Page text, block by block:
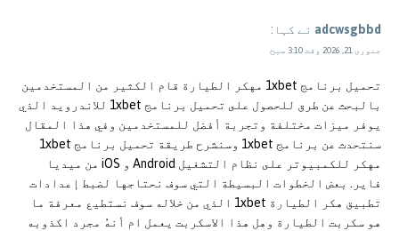
adcwsgbbd نے کہا:
جنوری 21, 2026 وقت 3:10 صبح
تحميل برنامج 1xbet مهكر الطيارة قام الكثير من المستخدمين
بالبحث عن طرق للحصول على تحميل برنامج 1xbet للاندرويد الذي
يوفر ميزات مختلفة وتجربة أفضل للمستخدمين وفي هذا المقال
سنتحدث عن برنامج 1xbet وسنشرح طريقة تحميل برنامج 1xbet
مهكر للكمبيوتر على نظام التشغيل Android و iOS من ميديا
فاير. بعض الخطوات البسيطة التي سوف نحتاجها لضبط إعدادات
تطبيق هكر الطيارة 1xbet الذي من خلاله سوف نستطيع معرفة ما
هو سكربت الطيارة وهل هذا الاسكربت يعمل ام أنهُ مجرد اكذوبه